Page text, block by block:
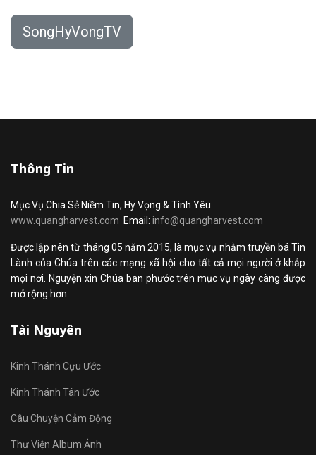
SongHyVongTV
Thông Tin
Mục Vụ Chia Sẻ Niềm Tin, Hy Vọng & Tình Yêu
www.quangharvest.com Email: info@quangharvest.com
Được lập nên từ tháng 05 năm 2015, là mục vụ nhằm truyền bá Tin
Lành của Chúa trên các mạng xã hội cho tất cả mọi người ở khắp
mọi nơi. Nguyện xin Chúa ban phước trên mục vụ ngày càng được
mở rộng hơn.
Tài Nguyên
Kinh Thánh Cựu Ước
Kinh Thánh Tân Ước
Câu Chuyện Cảm Động
Thư Viện Album Ảnh